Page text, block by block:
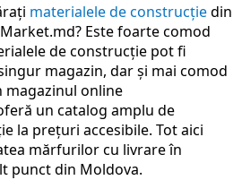
materialele de construcțiedin
Este foarte comod
de construcție pot fi
magazin, dar și mai comod
magazinul online
un catalog amplu de
la prețuri accesibile. Tot aici
mărfurilor cu livrare în
punct din Moldova.